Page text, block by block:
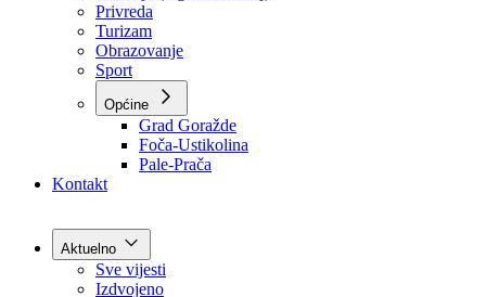
O kantonu
Simboli kantona (Grb, zastava)
Historija (digitalni muzej)
Privreda
Turizam
Obrazovanje
Sport
Općine
Kontakt